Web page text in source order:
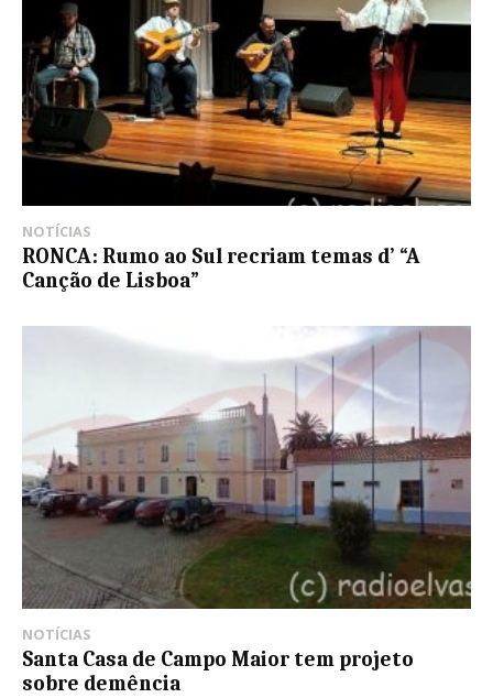
NOTÍCIAS
RONCA: Rumo ao Sul recriam temas d’ “A
Canção de Lisboa”
NOTÍCIAS
Santa Casa de Campo Maior tem projeto
sobre demência